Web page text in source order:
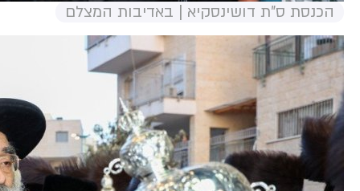
הכנסת ס"ת דושינסקיא | באדיבות המצלם